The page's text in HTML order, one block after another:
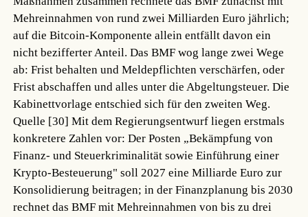
Mehreinnahmen von rund zwei Milliarden Euro jährlich;
auf die Bitcoin-Komponente allein entfällt davon ein
nicht bezifferter Anteil. Das BMF wog lange zwei Wege
ab: Frist behalten und Meldepflichten verschärfen, oder
Frist abschaffen und alles unter die Abgeltungsteuer. Die
Kabinettvorlage entschied sich für den zweiten Weg.
Quelle [30] Mit dem Regierungsentwurf liegen erstmals
konkretere Zahlen vor: Der Posten „Bekämpfung von
Finanz- und Steuerkriminalität sowie Einführung einer
Krypto-Besteuerung" soll 2027 eine Milliarde Euro zur
Konsolidierung beitragen; in der Finanzplanung bis 2030
rechnet das BMF mit Mehreinnahmen von bis zu drei